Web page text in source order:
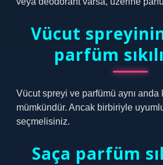
Vücut
parfüm
Vücut spreyi ve parfümü aynı anda
mümkündür. Ancak birbiriyle
seçmelisiniz.
Saça parfüm